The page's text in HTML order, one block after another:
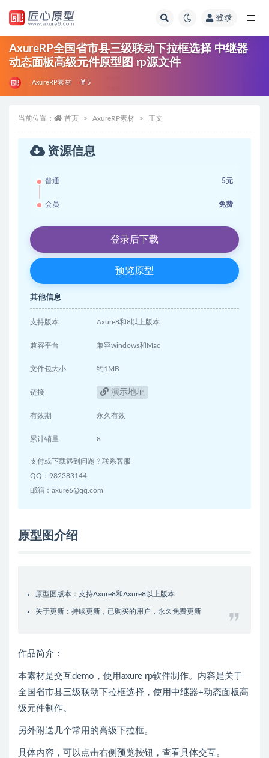
登录
AxureRP全国省市县三级联动下拉框选择 中继器
动态面板高级元件原型图 rp源文件
AxureRP素材 5
当前位置： 首页 AxureRP素材 正文
资源信息
普通 5元
会员 免费
登录后下载
预览原型
其他信息
支持版本 Axure8和8以上版本
兼容平台 兼容windows和Mac
文件包大小 约1MB
链接 演示地址
有效期 永久有效
累计销量 8
支付或下载遇到问题？联系客服
QQ：982383144
邮箱：axure6@qq.com
原型图介绍
原型图版本：支持Axure8和Axure8以上版本
关于更新：持续更新，已购买的用户，永久免费更新
作品简介：
本素材是交互demo，使用axure rp软件制作。内容是关于
全国省市县三级联动下拉框选择，使用中继器+动态面板高
级元件制作。
另外附送几个常用的高级下拉框。
具体内容，可以点击右侧预览按钮，查看具体交互。